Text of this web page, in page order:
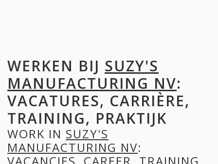
WERKEN BIJ SUZY'S
MANUFACTURING NV:
VACATURES, CARRIÈRE,
TRAINING, PRAKTIJK
WORK IN SUZY'S
MANUFACTURING NV:
VACANCIES, CAREER, TRAINING,